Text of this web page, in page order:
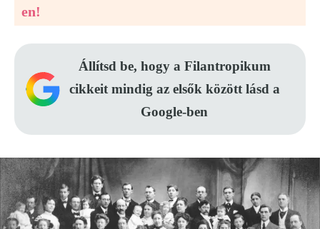
en!
Állítsd be, hogy a Filantropikum
cikkeit mindig az elsők között lásd a
Google-ben